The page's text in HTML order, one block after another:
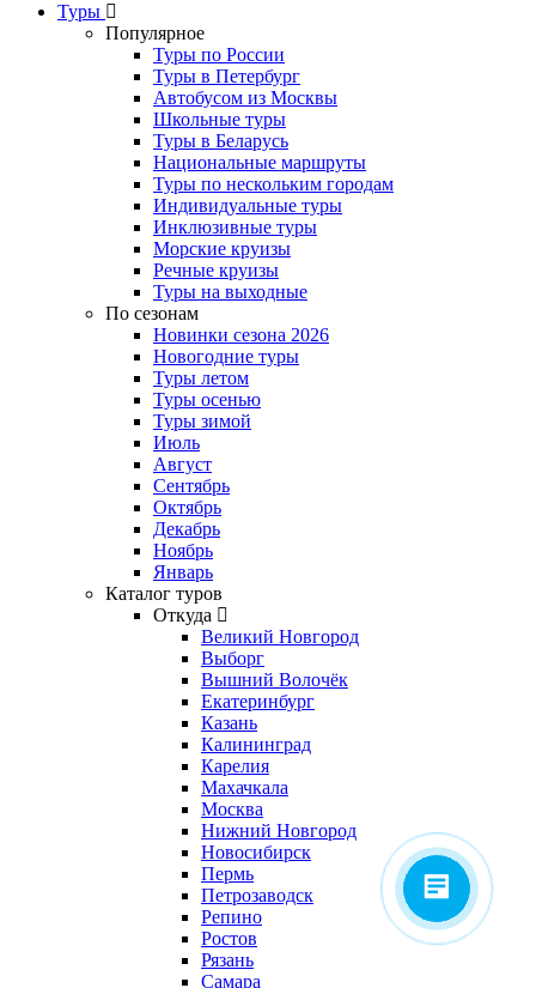
Туры
Популярное
Туры по России
Туры в Петербург
Автобусом из Москвы
Школьные туры
Туры в Беларусь
Национальные маршруты
Туры по нескольким городам
Индивидуальные туры
Инклюзивные туры
Морские круизы
Речные круизы
Туры на выходные
По сезонам
Новинки сезона 2026
Новогодние туры
Туры летом
Туры осенью
Туры зимой
Июль
Август
Сентябрь
Октябрь
Декабрь
Ноябрь
Январь
Каталог туров
Откуда
Великий Новгород
Выборг
Вышний Волочёк
Екатеринбург
Казань
Калининград
Карелия
Махачкала
Москва
Нижний Новгород
Новосибирск
Пермь
Петрозаводск
Репино
Ростов
Рязань
Самара